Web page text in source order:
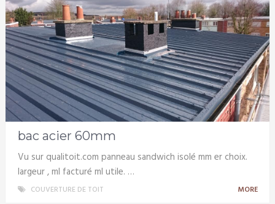
bac acier 60mm
Vu sur qualitoit.com panneau sandwich isolé mm er choix.
largeur , ml facturé ml utile. …
COUVERTURE DE TOIT MORE